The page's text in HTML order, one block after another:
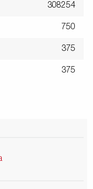
308254
750
375
375